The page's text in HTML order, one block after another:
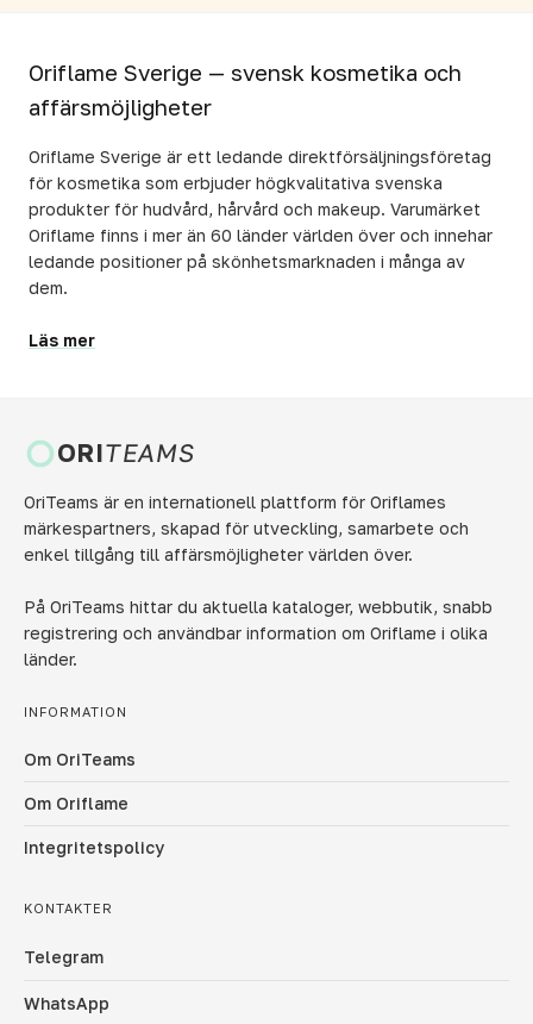
Oriflame Sverige — svensk kosmetika och
affärsmöjligheter
Oriflame Sverige är ett ledande direktförsäljningsföretag
för kosmetika som erbjuder högkvalitativa svenska
produkter för hudvård, hårvård och makeup. Varumärket
Oriflame finns i mer än 60 länder världen över och innehar
ledande positioner på skönhetsmarknaden i många av
dem.
Läs mer
ORITEAMS
OriTeams är en internationell plattform för Oriflames
märkespartners, skapad för utveckling, samarbete och
enkel tillgång till affärsmöjligheter världen över.
På OriTeams hittar du aktuella kataloger, webbutik, snabb
registrering och användbar information om Oriflame i olika
länder.
INFORMATION
Om OriTeams
Om Oriflame
Integritetspolicy
KONTAKTER
Telegram
WhatsApp